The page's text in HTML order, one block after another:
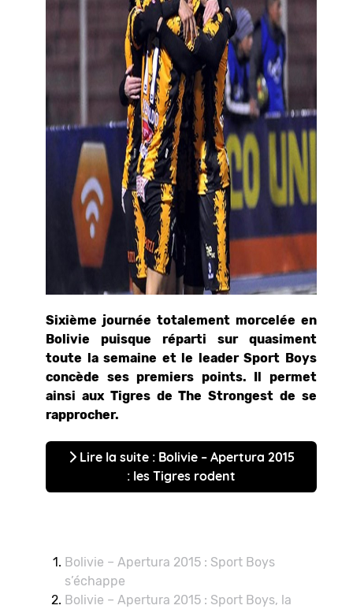
Sixième journée totalement morcelée en
Bolivie puisque réparti sur quasiment
toute la semaine et le leader Sport Boys
concède ses premiers points. Il permet
ainsi aux Tigres de The Strongest de se
rapprocher.
Lire la suite : Bolivie – Apertura 2015
: les Tigres rodent
Bolivie – Apertura 2015 : Sport Boys
s’échappe
Bolivie – Apertura 2015 : Sport Boys, la